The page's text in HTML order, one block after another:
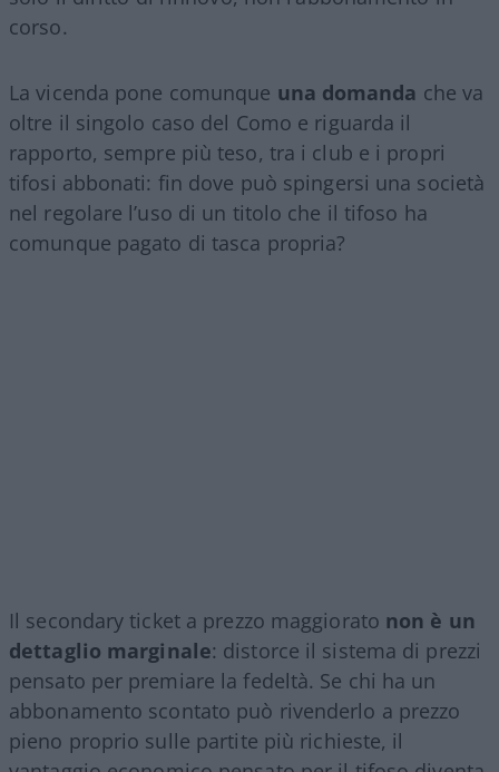
corso.
La vicenda pone comunque una domanda che va
oltre il singolo caso del Como e riguarda il
rapporto, sempre più teso, tra i club e i propri
tifosi abbonati: fin dove può spingersi una società
nel regolare l’uso di un titolo che il tifoso ha
comunque pagato di tasca propria?
Il secondary ticket a prezzo maggiorato non è un
dettaglio marginale: distorce il sistema di prezzi
pensato per premiare la fedeltà. Se chi ha un
abbonamento scontato può rivenderlo a prezzo
pieno proprio sulle partite più richieste, il